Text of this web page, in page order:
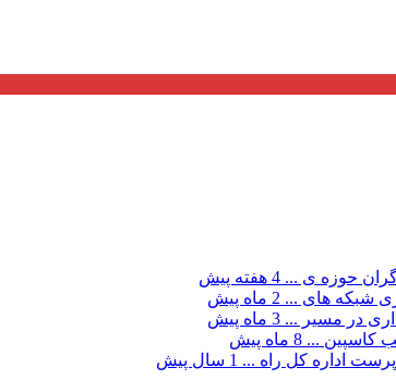
حوزه ی ... 4 هفته پیش
شبكه های ... 2 ماه پیش
در مسیر ... 3 ماه پیش
کاسپین ... 8 ماه پیش
اداره کل راه ... 1 سال پیش